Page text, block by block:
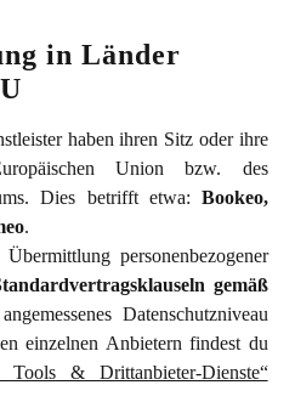
in Länder
haben ihren Sitz oder ihre
Union bzw. des
Dies betrifft etwa: Bookeo,
.
personenbezogener
gemäß
Datenschutzniveau
einzelnen Anbietern findest du
Tools & Drittanbieter-Dienste“